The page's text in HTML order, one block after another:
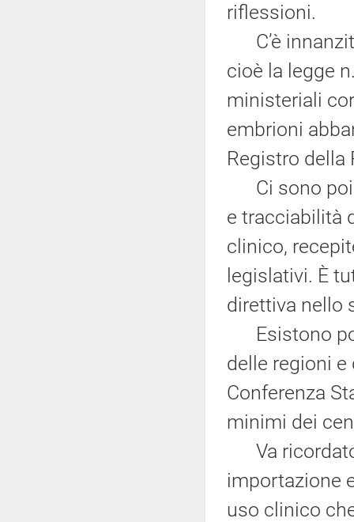
riflessioni.
C’è
cioè la legge
ministeriali
embrioni
Registro
Ci sono poi
e tracciabilità
clinico,
legislativi. È
direttiva nello
Esistono
delle regioni
Conferenza
minimi dei
Va
importazione
uso clinico